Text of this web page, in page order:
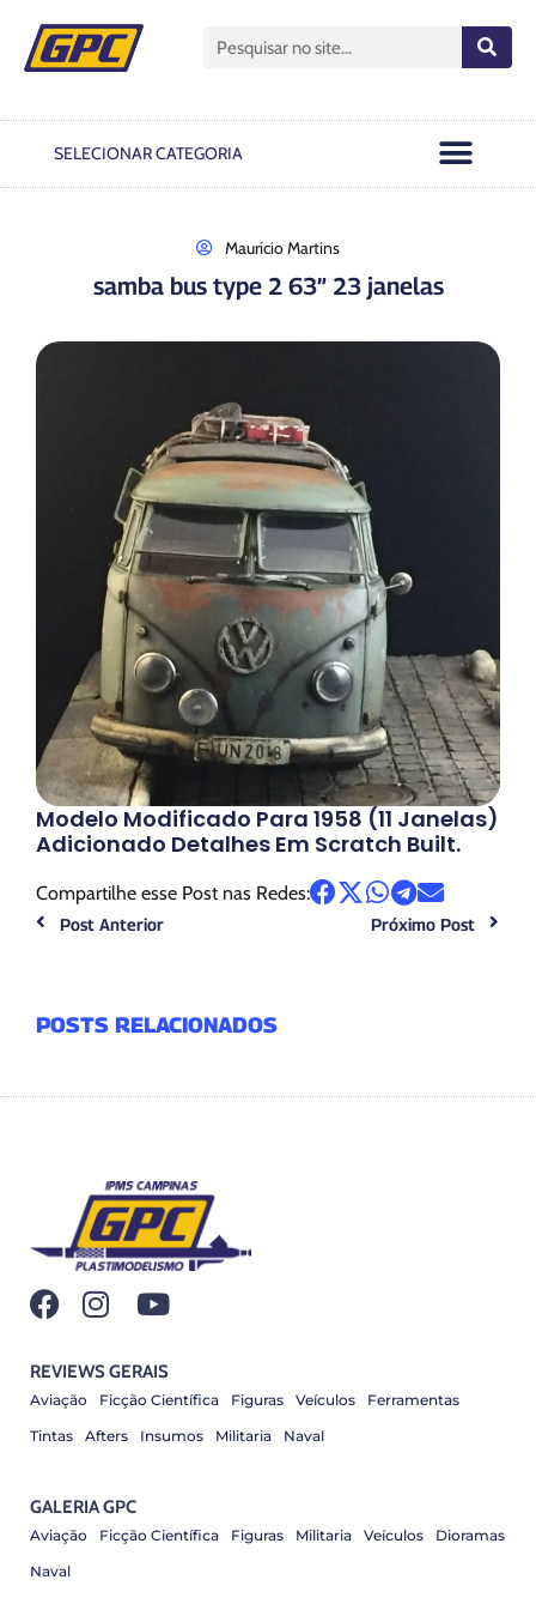
SELECIONAR CATEGORIA
Mauricio Martins
samba bus type 2 63” 23 janelas
Modelo Modificado Para 1958 (11 Janelas)
Adicionado Detalhes Em Scratch Built.
Compartilhe esse Post nas Redes:
Post Anterior Próximo Post
POSTS RELACIONADOS
GALERIA GPC
Aviação Ficção Científica Figuras Militaria Veículos
Dioramas
Naval
REVIEWS GERAIS
Aviação Ficção Científica Figuras Veículos
Ferramentas
Tintas
Afters Insumos Militaria Naval